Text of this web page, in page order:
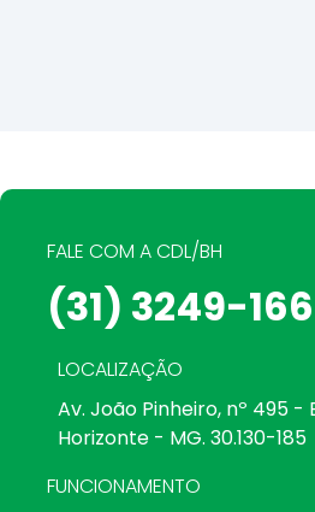
FALE COM A CDL/BH
(31) 3249-
LOCALIZAÇÃO
Av. João Pinheiro, nº 495 -
Horizonte - MG. 30.130-185
FUNCIONAMENTO